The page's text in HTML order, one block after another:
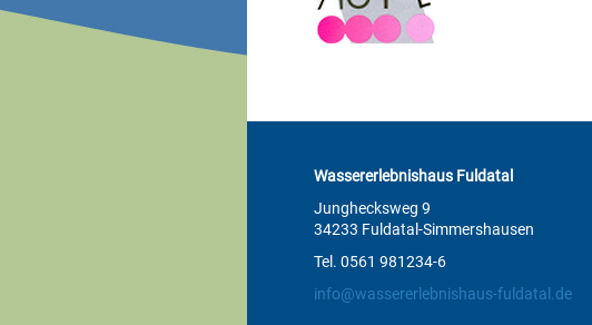
Wassererlebnishaus Fuldatal
Junghecksweg 9
34233 Fuldatal-Simmershausen
Tel. 0561 981234-6
info@wassererlebnishaus-fuldatal.de